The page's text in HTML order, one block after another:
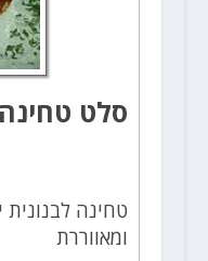
סלט
טחינה
ומאווררת